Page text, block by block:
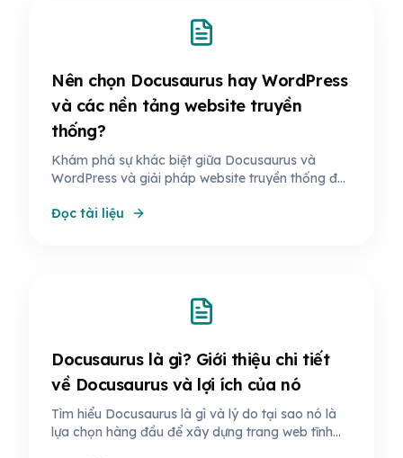
Nên chọn Docusaurus hay WordPress
và các nền tảng website truyền
thống?
Khám phá sự khác biệt giữa Docusaurus và
WordPress và giải pháp website truyền thống để
và tính linh hoạt.
Đọc tài liệu
Docusaurus là gì? Giới thiệu chi tiết
về Docusaurus và lợi ích của nó
Tìm hiểu Docusaurus là gì và lý do tại sao nó là
lựa chọn hàng đầu để xây dựng trang web tĩnh